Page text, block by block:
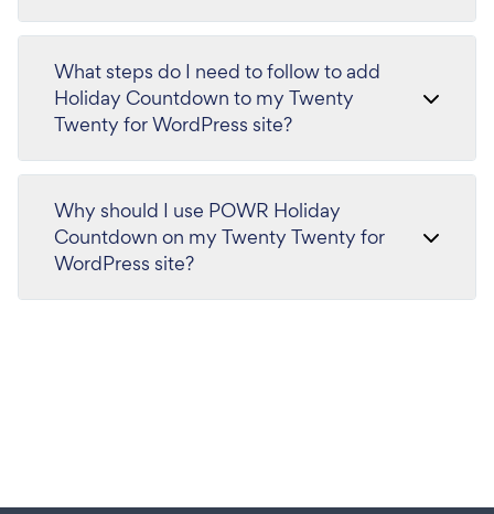
What steps do I need to follow to add
Holiday Countdown to my Twenty
Twenty for WordPress site?
Why should I use POWR Holiday
Countdown on my Twenty Twenty for
WordPress site?